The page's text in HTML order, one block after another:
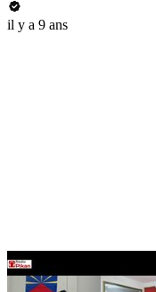
il y a 9 ans